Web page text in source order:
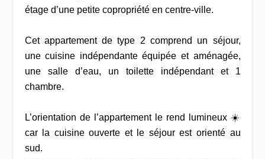
étage d’une petite copropriété en centre-ville.
Cet appartement de type 2 comprend un séjour,
une cuisine indépendante équipée et aménagée,
une salle d’eau, un toilette indépendant et 1
chambre.
L’orientation de l’appartement le rend lumineux ☀️
car la cuisine ouverte et le séjour est orienté au
sud.